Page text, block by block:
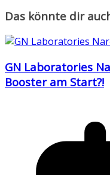
Das könnte dir
GN Laboratories
Booster am Start?!